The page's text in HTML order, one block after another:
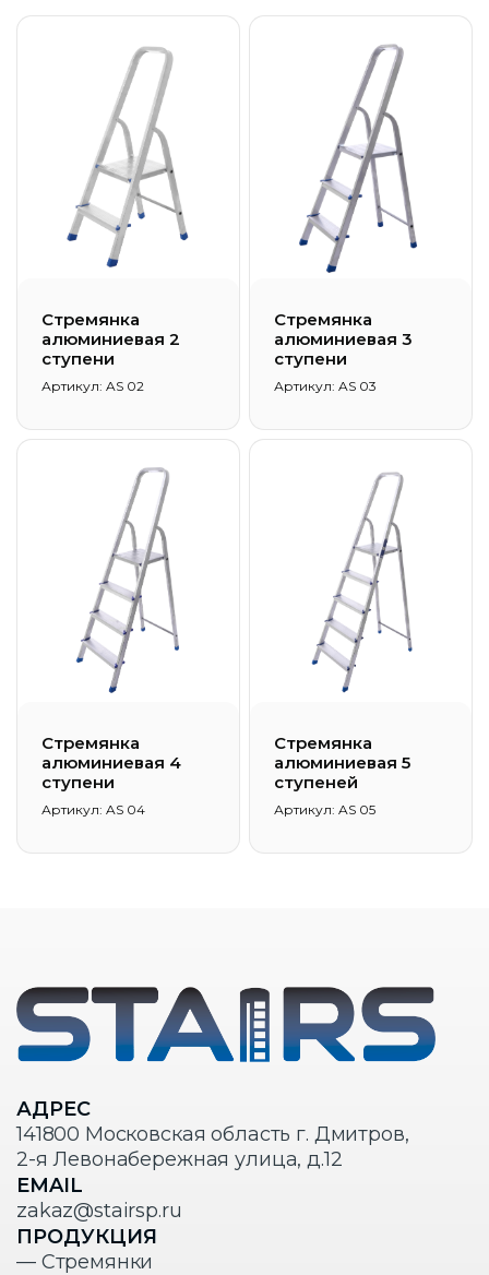
Стремянка
алюминиевая 2
ступени
Артикул: AS 02
Стремянка
алюминиевая 3
ступени
Артикул: AS 03
Стремянка
алюминиевая 4
ступени
Артикул: AS 04
Стремянка
алюминиевая 5
ступеней
Артикул: AS 05
АДРЕС
141800 Московская область г. Дмитров,
2-я Левонабережная улица, д.12
EMAIL
zakaz@stairsp.ru
ПРОДУКЦИЯ
— Стремянки